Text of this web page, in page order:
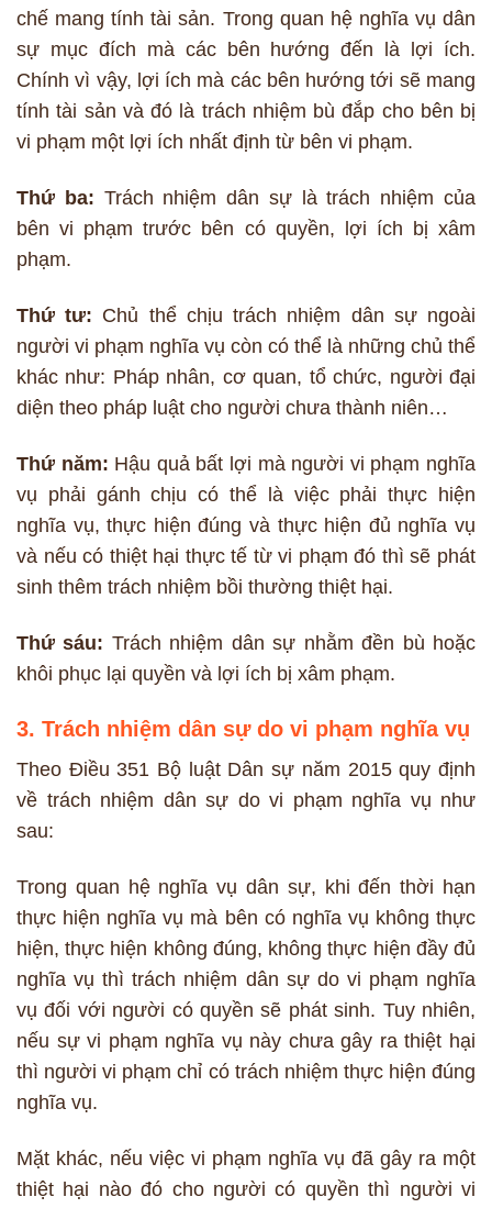
chế mang tính tài sản. Trong quan hệ nghĩa vụ dân
sự mục đích mà các bên hướng đến là lợi ích.
Chính vì vậy, lợi ích mà các bên hướng tới sẽ mang
tính tài sản và đó là trách nhiệm bù đắp cho bên bị
vi phạm một lợi ích nhất định từ bên vi phạm.
Thứ ba: Trách nhiệm dân sự là trách nhiệm của
bên vi phạm trước bên có quyền, lợi ích bị xâm
phạm.
Thứ tư: Chủ thể chịu trách nhiệm dân sự ngoài
người vi phạm nghĩa vụ còn có thể là những chủ thể
khác như: Pháp nhân, cơ quan, tổ chức, người đại
diện theo pháp luật cho người chưa thành niên…
Thứ năm: Hậu quả bất lợi mà người vi phạm nghĩa
vụ phải gánh chịu có thể là việc phải thực hiện
nghĩa vụ, thực hiện đúng và thực hiện đủ nghĩa vụ
và nếu có thiệt hại thực tế từ vi phạm đó thì sẽ phát
sinh thêm trách nhiệm bồi thường thiệt hại.
Thứ sáu: Trách nhiệm dân sự nhằm đền bù hoặc
khôi phục lại quyền và lợi ích bị xâm phạm.
3. Trách nhiệm dân sự do vi phạm nghĩa vụ
Theo Điều 351 Bộ luật Dân sự năm 2015 quy định
về trách nhiệm dân sự do vi phạm nghĩa vụ như
sau:
Trong quan hệ nghĩa vụ dân sự, khi đến thời hạn
thực hiện nghĩa vụ mà bên có nghĩa vụ không thực
hiện, thực hiện không đúng, không thực hiện đầy đủ
nghĩa vụ thì trách nhiệm dân sự do vi phạm nghĩa
vụ đối với người có quyền sẽ phát sinh. Tuy nhiên,
nếu sự vi phạm nghĩa vụ này chưa gây ra thiệt hại
thì người vi phạm chỉ có trách nhiệm thực hiện đúng
nghĩa vụ.
Mặt khác, nếu việc vi phạm nghĩa vụ đã gây ra một
thiệt hại nào đó cho người có quyền thì người vi